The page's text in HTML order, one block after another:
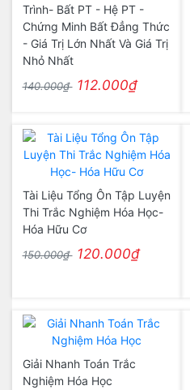
Trình- Bất PT - Hệ PT -
Chứng Minh Bất Đẳng Thức
- Giá Trị Lớn Nhất Và Giá Trị
Nhỏ Nhất
140.000₫ 112.000₫
Tài Liệu Tổng Ôn Tập Luyện
Thi Trắc Nghiệm Hóa Học-
Hóa Hữu Cơ
150.000₫ 120.000₫
Giải Nhanh Toán Trắc
Nghiệm Hóa Học